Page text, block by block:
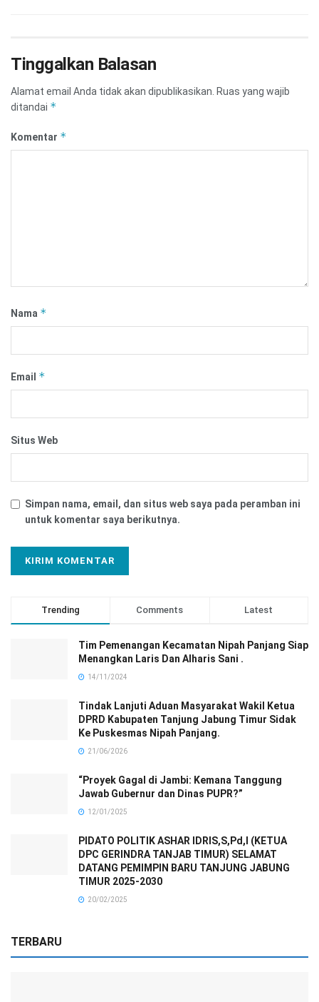
Tinggalkan Balasan
Alamat email Anda tidak akan dipublikasikan. Ruas yang wajib
ditandai *
Komentar *
Nama *
Email *
Situs Web
Simpan nama, email, dan situs web saya pada peramban ini
untuk komentar saya berikutnya.
Trending Comments Latest
Tim Pemenangan Kecamatan Nipah Panjang Siap
Menangkan Laris Dan Alharis Sani .
14/11/2024
Tindak Lanjuti Aduan Masyarakat Wakil Ketua
DPRD Kabupaten Tanjung Jabung Timur Sidak
Ke Puskesmas Nipah Panjang.
21/06/2026
“Proyek Gagal di Jambi: Kemana Tanggung
Jawab Gubernur dan Dinas PUPR?”
12/01/2025
PIDATO POLITIK ASHAR IDRIS,S,Pd,I (KETUA
DPC GERINDRA TANJAB TIMUR) SELAMAT
DATANG PEMIMPIN BARU TANJUNG JABUNG
TIMUR 2025-2030
20/02/2025
TERBARU